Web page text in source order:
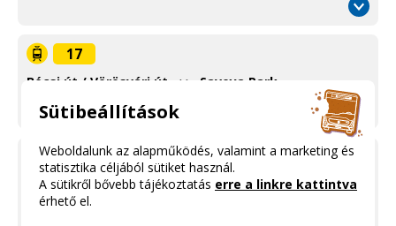
17
Bécsi út / Vörösvári út ◄► Savoya Park
Információ
Information
N18
Csóka utca (Karinthy Színház) ◄► Szent János
kórház
Sütibeállítások
Weboldalunk az alapműködés, valamint a marketing és
statisztika céljából sütiket használ.
A sütikről bővebb tájékoztatás erre a linkre kattintva
érhető el.